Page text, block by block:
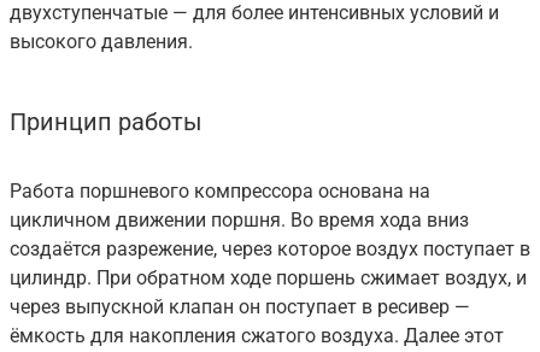
двухступенчатые — для более интенсивных условий и
высокого давления.
Принцип работы
Работа поршневого компрессора основана на
цикличном движении поршня. Во время хода вниз
создаётся разрежение, через которое воздух поступает в
цилиндр. При обратном ходе поршень сжимает воздух, и
через выпускной клапан он поступает в ресивер —
ёмкость для накопления сжатого воздуха. Далее этот